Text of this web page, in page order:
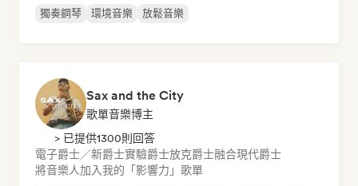
獨奏鋼琴
環境音樂 放鬆音樂
Sax and the City
歌單音樂博主
> 已提供1300則回答
電子爵士／新爵士實驗爵士放克爵士融合現代爵士
將音樂人加入我的「影響力」歌單